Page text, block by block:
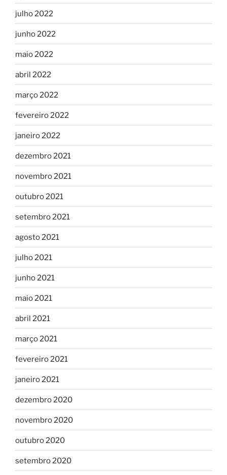
julho 2022
junho 2022
maio 2022
abril 2022
março 2022
fevereiro 2022
janeiro 2022
dezembro 2021
novembro 2021
outubro 2021
setembro 2021
agosto 2021
julho 2021
junho 2021
maio 2021
abril 2021
março 2021
fevereiro 2021
janeiro 2021
dezembro 2020
novembro 2020
outubro 2020
setembro 2020